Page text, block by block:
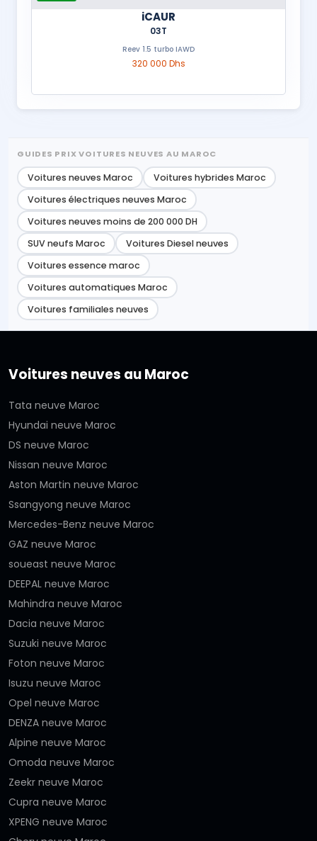
iCAUR
03T
Reev 1.5 turbo IAWD
320 000 Dhs
GUIDES PRIX VOITURES NEUVES AU MAROC
Voitures neuves Maroc
Voitures hybrides Maroc
Voitures électriques neuves Maroc
Voitures neuves moins de 200 000 DH
SUV neufs Maroc
Voitures Diesel neuves
Voitures essence maroc
Voitures automatiques Maroc
Voitures familiales neuves
Voitures neuves au Maroc
Tata neuve Maroc
Hyundai neuve Maroc
DS neuve Maroc
Nissan neuve Maroc
Aston Martin neuve Maroc
Ssangyong neuve Maroc
Mercedes-Benz neuve Maroc
GAZ neuve Maroc
soueast neuve Maroc
DEEPAL neuve Maroc
Mahindra neuve Maroc
Dacia neuve Maroc
Suzuki neuve Maroc
Foton neuve Maroc
Isuzu neuve Maroc
Opel neuve Maroc
DENZA neuve Maroc
Alpine neuve Maroc
Omoda neuve Maroc
Zeekr neuve Maroc
Cupra neuve Maroc
XPENG neuve Maroc